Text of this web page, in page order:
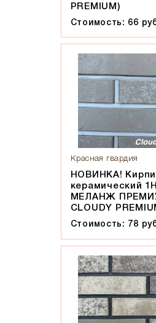
PREMIUM)
Стоимость: 66
Красная гвардия
НОВИНКА!
керамический
МЕЛАНЖ
CLOUDY
Стоимость: 78